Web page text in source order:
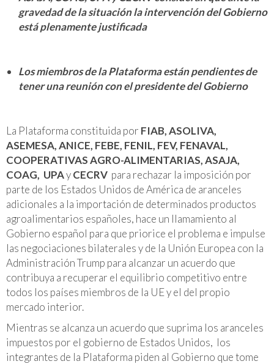
gravedad de la situación la intervención del Gobierno
está plenamente justificada
Los miembros de la Plataforma están pendientes de
tener una reunión con el presidente del Gobierno
La Plataforma constituida por FIAB, ASOLIVA,
ASEMESA, ANICE, FEBE, FENIL, FEV, FENAVAL,
COOPERATIVAS AGRO-ALIMENTARIAS, ASAJA,
COAG, UPAyCECRV para rechazar la imposición por
parte de los Estados Unidos de América de aranceles
adicionales a la importación de determinados productos
agroalimentarios españoles, hace un llamamiento al
Gobierno español para que priorice el problema e impulse
las negociaciones bilaterales y de la Unión Europea con la
Administración Trump para alcanzar un acuerdo que
contribuya a recuperar el equilibrio competitivo entre
todos los países miembros de la UE y el del propio
mercado interior.
Mientras se alcanza un acuerdo que suprima los aranceles
impuestos por el gobierno de Estados Unidos, los
integrantes de la Plataforma piden al Gobierno que tome